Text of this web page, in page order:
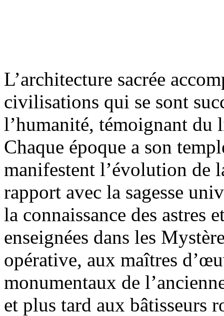
L’architecture sacrée
civilisations qui se sont
l’humanité, témoignant du
Chaque époque a son
manifestent l’évolution de
rapport avec la sagesse
la connaissance des astres
enseignées dans les
opérative, aux maîtres
monumentaux de
et plus tard aux bâtisseurs